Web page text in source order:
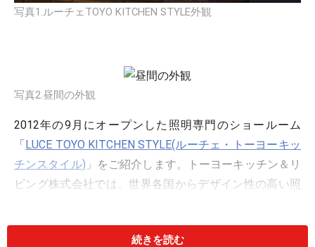
写真1.ルーチェTOYO KITCHEN STYLE外観
写真2.昼間の外観
2012年の9月にオープンした照明専門のショールーム
「 LUCE TOYO KITCHEN STYLE(ルーチェ・トーヨーキッ
チンスタイル) 」をご紹介します。トーヨーキッチン＆リ
ビング株式会社では、世界各国からデザイン性の高い照
つ方には特にお勧めです。
続きを読む